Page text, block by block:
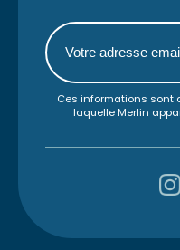
Ces informations sont
laquelle Merlin